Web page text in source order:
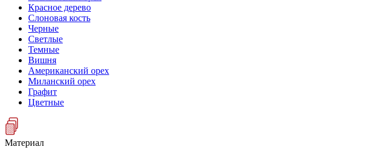
Красное дерево
Слоновая кость
Черные
Светлые
Темные
Вишня
Американский орех
Миланский орех
Графит
Цветные
Материал